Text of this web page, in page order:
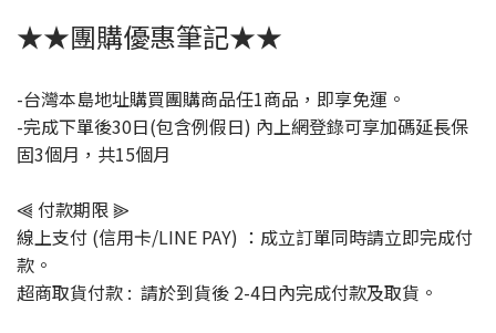
★★團購優惠筆記★★
-台灣本島地址購買團購商品任1商品，即享免運。
-完成下單後30日(包含例假日) 內上網登錄可享加碼延長保
固3個月，共15個月
⫷ 付款期限 ⫸
線上支付 (信用卡/LINE PAY) ：成立訂單同時請立即完成付
款。
超商取貨付款 : 請於到貨後 2-4日內完成付款及取貨。